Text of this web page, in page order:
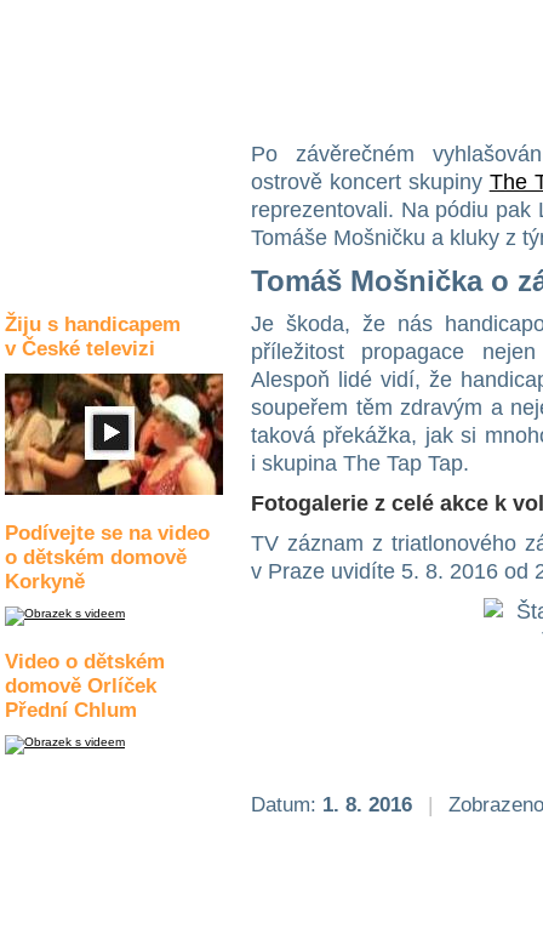
Žiju s handicapem
v České televizi
Podívejte se na video
o dětském domově
Korkyně
Video o dětském
domově Orlíček
Přední Chlum
Po závěrečném
ostrově koncert skupiny The
reprezentovali. Na pódiu
Tomáše Mošničku a kluky z
Tomáš Mošnička o
Je škoda, že nás
příležitost propagace
Alespoň lidé vidí, že
soupeřem těm zdravým a
taková překážka, jak si
i skupina The Tap Tap.
Fotogalerie z celé akce k
TV záznam z triatlonového
v Praze uvidíte 5. 8. 2016 od
Datum: 1. 8. 2016 |